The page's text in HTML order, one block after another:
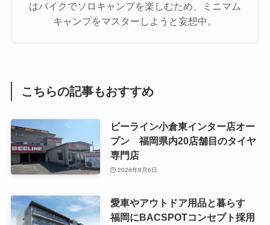
はバイクでソロキャンプを楽しむため、ミニマム
キャンプをマスターしようと妄想中。
こちらの記事もおすすめ
ビーライン小倉東インター店オー
プン 福岡県内20店舗目のタイヤ
専門店
2026年8月6日
愛車やアウトドア用品と暮らす
福岡にBACSPOTコンセプト採用